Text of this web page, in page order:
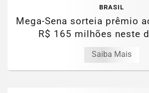
BRASIL
Mega-Sena sorteia prêmio
R$ 165 milhões neste
Saiba Mais